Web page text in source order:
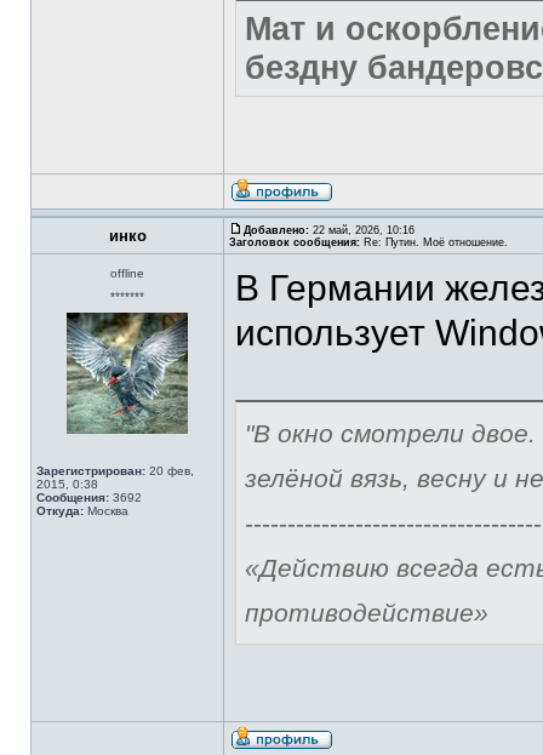
Мат и
бездну
инко Добавлено: 22 май, 2026, 10:16
Заголовок сообщения: Re: Путин. Моё отношение.
offline
*******
Зарегистрирован: 20 фев,
2015, 0:38
Сообщения: 3692
Откуда: Москва
В Германии
использует
"В окно смотрели
зелёной вязь, весну и
-----------------------------------
«Действию всегда
противодействие»